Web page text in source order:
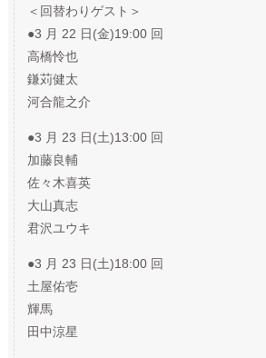
＜回替わりゲスト＞
●3 月 22 日(金)19:00 回
高橋怜也
鎌苅健太
河合龍之介
●3 月 23 日(土)13:00 回
加藤良輔
佐々木喜英
大山真志
君沢ユウキ
●3 月 23 日(土)18:00 回
土屋佑壱
輝馬
田中涼星